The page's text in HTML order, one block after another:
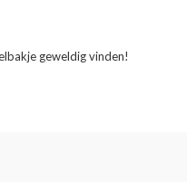
geweldig vinden!